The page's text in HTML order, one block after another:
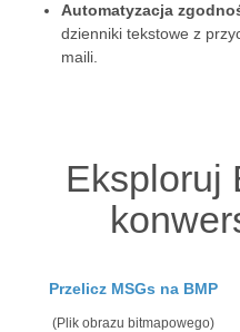
Automatyzacja
dzienniki tekstowe z
maili.
Eksploruj
Przelicz MSGs na BMP
(Plik obrazu bitmapowego)